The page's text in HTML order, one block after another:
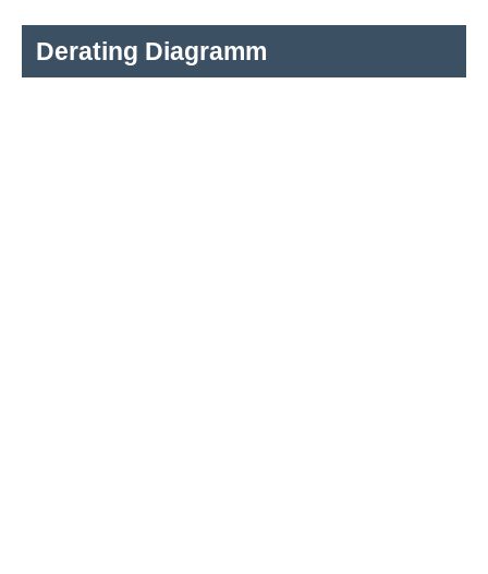
Derating Diagramm